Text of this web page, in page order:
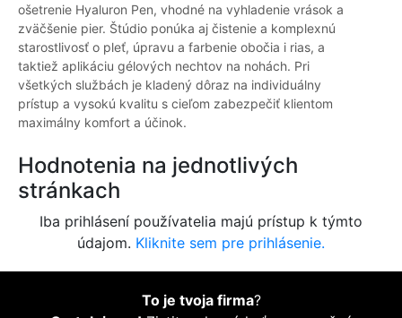
ošetrenie Hyaluron Pen, vhodné na vyhladenie vrások a
zväčšenie pier. Štúdio ponúka aj čistenie a komplexnú
starostlivosť o pleť, úpravu a farbenie obočia i rias, a
taktiež aplikáciu gélových nechtov na nohách. Pri
všetkých službách je kladený dôraz na individuálny
prístup a vysokú kvalitu s cieľom zabezpečiť klientom
maximálny komfort a účinok.
Hodnotenia na jednotlivých
stránkach
Iba prihlásení používatelia majú prístup k týmto
údajom. Kliknite sem pre prihlásenie.
To je tvoja firma?